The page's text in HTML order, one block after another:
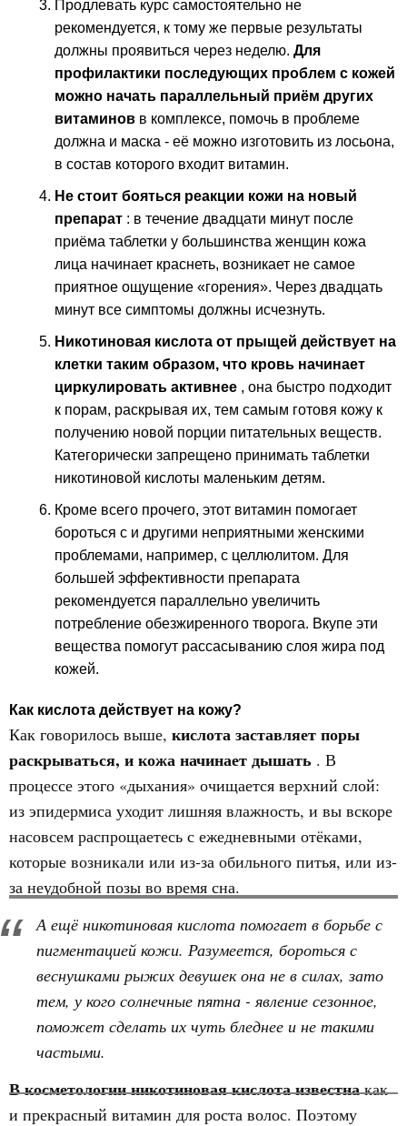
Продлевать курс самостоятельно не
рекомендуется, к тому же первые результаты
должны проявиться через неделю. Для
профилактики последующих проблем с кожей
можно начать параллельный приём других
витаминов в комплексе, помочь в проблеме
должна и маска - её можно изготовить из лосьона,
в состав которого входит витамин.
Не стоит бояться реакции кожи на новый
препарат : в течение двадцати минут после
приёма таблетки у большинства женщин кожа
лица начинает краснеть, возникает не самое
приятное ощущение «горения». Через двадцать
минут все симптомы должны исчезнуть.
Никотиновая кислота от прыщей действует на
клетки таким образом, что кровь начинает
циркулировать активнее , она быстро подходит
к порам, раскрывая их, тем самым готовя кожу к
получению новой порции питательных веществ.
Категорически запрещено принимать таблетки
никотиновой кислоты маленьким детям.
Кроме всего прочего, этот витамин помогает
бороться с и другими неприятными женскими
проблемами, например, с целлюлитом. Для
большей эффективности препарата
рекомендуется параллельно увеличить
потребление обезжиренного творога. Вкупе эти
вещества помогут рассасыванию слоя жира под
кожей.
Как кислота действует на кожу?
Как говорилось выше, кислота заставляет поры
раскрываться, и кожа начинает дышать . В
процессе этого «дыхания» очищается верхний слой:
из эпидермиса уходит лишняя влажность, и вы вскоре
насовсем распрощаетесь с ежедневными отёками,
которые возникали или из-за обильного питья, или из-
за неудобной позы во время сна.
А ещё никотиновая кислота помогает в борьбе с
пигментацией кожи. Разумеется, бороться с
веснушками рыжих девушек она не в силах, зато
тем, у кого солнечные пятна - явление сезонное,
поможет сделать их чуть бледнее и не такими
частыми.
В косметологии никотиновая кислота известнакак
и прекрасный витамин для роста волос. Поэтому